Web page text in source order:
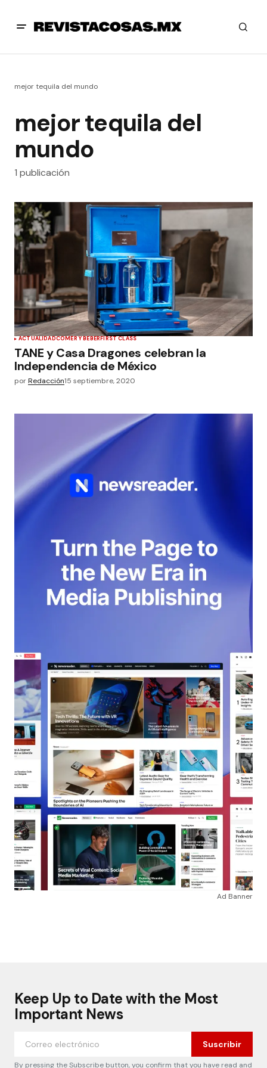
mejor tequila del mundo
mejor tequila del
mundo
1 publicación
ACTUALIDADCOMER Y BEBERFIRST CLASS
TANE y Casa Dragones celebran la
Independencia de México
porRedacción15 septiembre, 2020
Ad Banner
Keep Up to Date with the Most
Important News
Suscribir
By pressing the Subscribe button, you confirm that you have read and